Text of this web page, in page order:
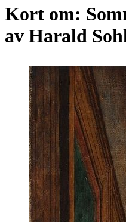
Kort om:
av Harald